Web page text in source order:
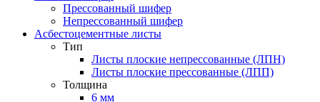
Прессованный шифер
Непрессованный шифер
Асбестоцементные листы
Тип
Листы плоские непрессованные (ЛПН)
Листы плоские прессованные (ЛПП)
Толщина
6 мм